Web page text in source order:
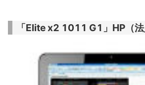
「Elite x2 1011 G1」HP（法